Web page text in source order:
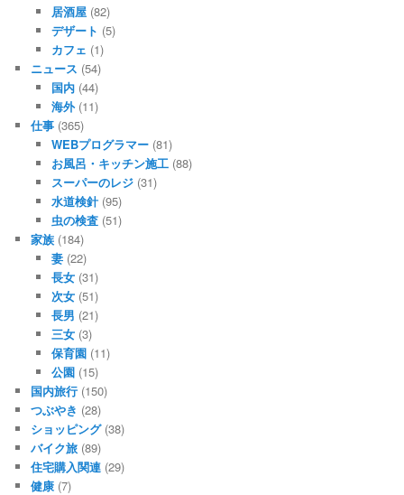
居酒屋(82)
デザート (5)
カフェ (1)
ニュース (54)
国内(44)
海外(11)
仕事 (365)
WEBプログラマー(81)
お風呂・キッチン施工(88)
スーパーのレジ(31)
水道検針(95)
虫の検査(51)
家族 (184)
妻(22)
長女(31)
次女(51)
長男 (21)
三女(3)
保育園(11)
公園(15)
国内旅行 (150)
つぶやき (28)
ショッピング(38)
バイク旅 (89)
住宅購入関連 (29)
健康 (7)